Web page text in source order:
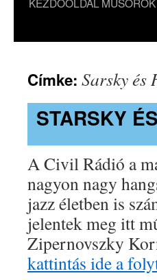
Címke: Sarsky és
STARSKY
A Civil Rádió a
nagyon nagy
jazz életben is
jelentek meg itt
Zipernovszky
kattintás ide a